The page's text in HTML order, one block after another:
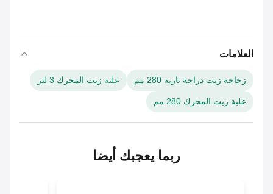
العلامات
زجاجة زيت دراجة نارية 280 مم علبة زيت المحرك 3 لتر
علبة زيت المحرك 280 مم
ربما يعجبك أيضا